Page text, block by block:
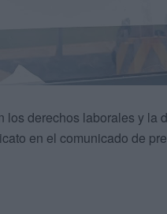
los derechos laborales y la
en el comunicado de